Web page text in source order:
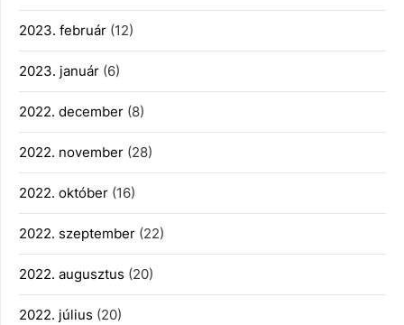
2023. február (12)
2023. január (6)
2022. december (8)
2022. november (28)
2022. október (16)
2022. szeptember (22)
2022. augusztus (20)
2022. július (20)